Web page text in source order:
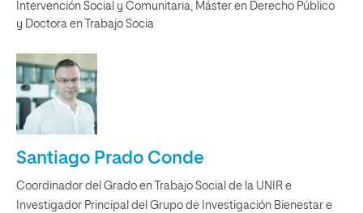
Intervención Social y Comunitaria, Máster en Derecho Público
y Doctora en Trabajo Socia
Santiago Prado Conde
Coordinador del Grado en Trabajo Social de la UNIR e
Investigador Principal del Grupo de Investigación Bienestar e